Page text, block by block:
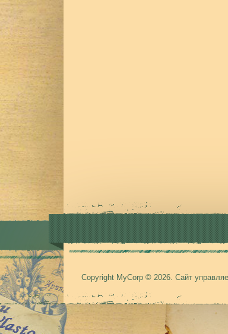
Copyright MyCorp © 2026. Сайт